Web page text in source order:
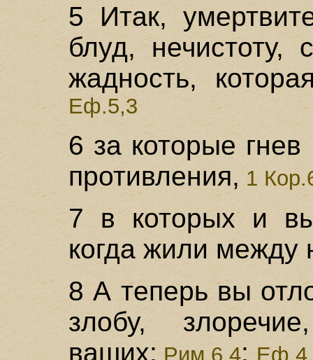
5 Итак,
блуд, нечистоту,
жадность,
Еф.5,3
6 за которые
противления, 1
7 в которых и
когда жили между
8 А теперь вы
злобу,
ваших;Рим.6,4;